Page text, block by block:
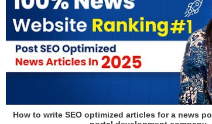
How to write SEO optimized articles for a news